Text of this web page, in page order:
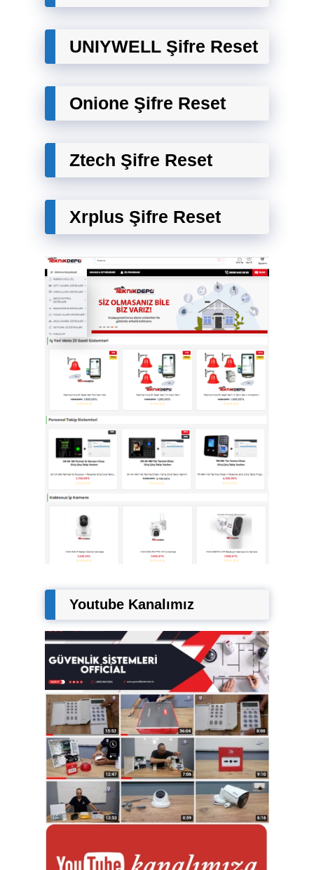
UNIYWELL Şifre Reset
Onione Şifre Reset
Ztech Şifre Reset
Xrplus Şifre Reset
Youtube Kanalımız